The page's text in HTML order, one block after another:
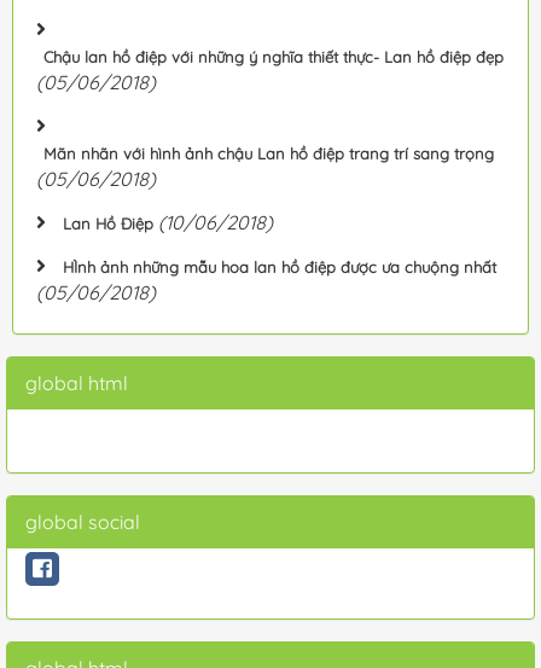
Chậu lan hồ điệp với những ý nghĩa thiết thực- Lan hồ điệp đẹp
(05/06/2018)
Mãn nhãn với hình ảnh chậu Lan hồ điệp trang trí sang trọng
(05/06/2018)
Lan Hồ Điệp (10/06/2018)
HÌnh ảnh những mẫu hoa lan hồ điệp được ưa chuộng nhất
(05/06/2018)
global html
global social